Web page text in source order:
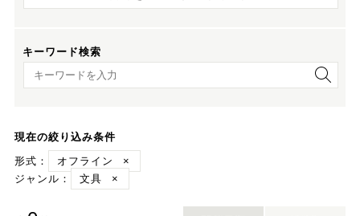
キーワード検索
キーワード検索
現在の絞り込み条件
形式：
オフライン
×
ジャンル：
文具 ×